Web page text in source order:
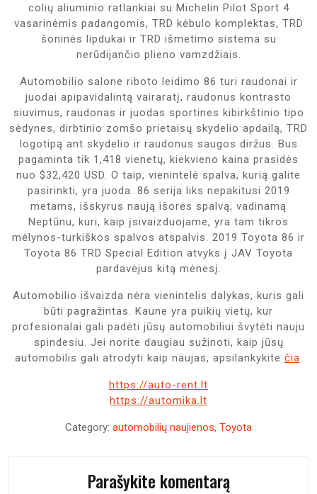
colių aliuminio ratlankiai su Michelin Pilot Sport 4
vasarinėmis padangomis, TRD kėbulo komplektas, TRD
šoninės lipdukai ir TRD išmetimo sistema su
nerūdijančio plieno vamzdžiais.
Automobilio salone riboto leidimo 86 turi raudonai ir
juodai apipavidalintą vairaratį, raudonus kontrasto
siuvimus, raudonas ir juodas sportines kibirkštinio tipo
sėdynes, dirbtinio zomšo prietaisų skydelio apdailą, TRD
logotipą ant skydelio ir raudonus saugos diržus. Bus
pagaminta tik 1,418 vienetų, kiekvieno kaina prasidės
nuo $32,420 USD. O taip, vienintelė spalva, kurią galite
pasirinkti, yra juoda. 86 serija liks nepakitusi 2019
metams, išskyrus naują išorės spalvą, vadinamą
Neptūnu, kuri, kaip įsivaizduojame, yra tam tikros
mėlynos-turkiškos spalvos atspalvis. 2019 Toyota 86 ir
Toyota 86 TRD Special Edition atvyks į JAV Toyota
pardavėjus kitą mėnesį.
Automobilio išvaizda nėra vienintelis dalykas, kuris gali
būti pagražintas. Kaune yra puikių vietų, kur
profesionalai gali padėti jūsų automobiliui švytėti nauju
spindesiu. Jei norite daugiau sužinoti, kaip jūsų
automobilis gali atrodyti kaip naujas, apsilankykite čia.
https://auto-rent.lt
https://automika.lt
Category: automobilių naujienos, Toyota
Parašykite komentarą